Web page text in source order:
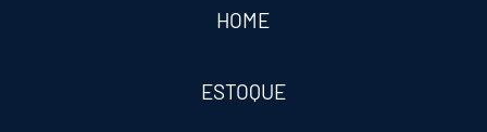
HOME
ESTOQUE